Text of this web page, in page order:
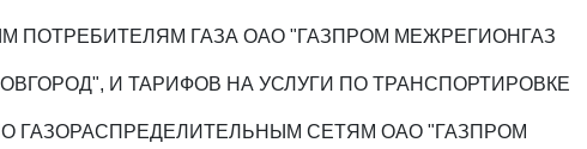
ПОТРЕБИТЕЛЯМ ГАЗА ОАО "ГАЗПРОМ МЕЖРЕГИОНГАЗ
И ТАРИФОВ НА УСЛУГИ ПО ТРАНСПОРТИРОВКЕ
ГАЗОРАСПРЕДЕЛИТЕЛЬНЫМ СЕТЯМ ОАО "ГАЗПРОМ